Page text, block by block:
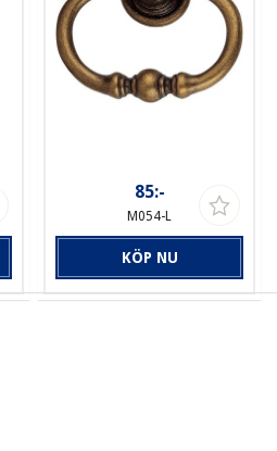
85:-
M054-L
KÖP NU